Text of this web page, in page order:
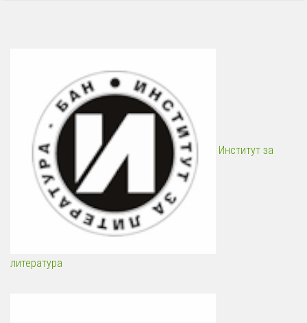
Институт за
литература